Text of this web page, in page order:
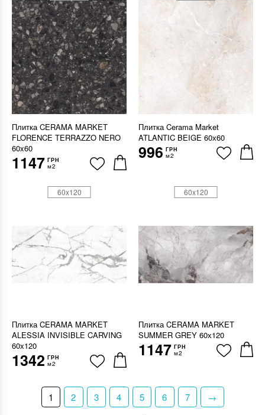
Плитка CERAMA MARKET
FLORENCE TERRAZZO NERO
60x60
1147 ГРН
м2
Плитка Cerama Market
ATLANTIC BEIGE 60х60
996 ГРН
м2
Плитка CERAMA MARKET
ALESSIA INVISIBLE CARVING
60х120
1342 ГРН
м2
60x120
Плитка CERAMA MARKET
SUMMER GREY 60х120
1147 ГРН
м2
60x120
1 2 3 4 5 6 7 →